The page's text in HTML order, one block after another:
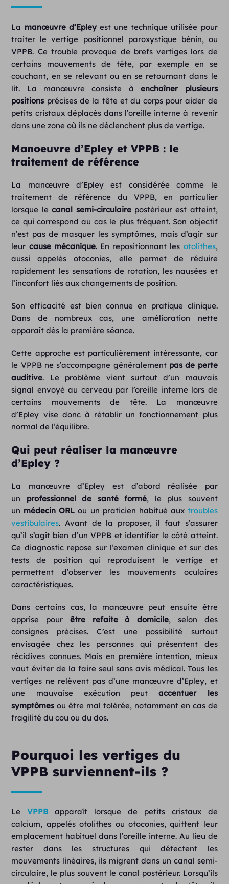
La manœuvre d’Epleyest une technique utilisée pour
traiter le vertige positionnel paroxystique bénin, ou
VPPB. Ce trouble provoque de brefs vertiges lors de
certains mouvements de tête, par exemple en se
couchant, en se relevant ou en se retournant dans le
lit. La manœuvre consiste àenchaîner plusieurs
positions précises de la tête et du corps pour aider de
petits cristaux déplacés dans l’oreille interne à revenir
dans une zone où ils ne déclenchent plus de vertige.
Manoeuvre d’Epley et VPPB : le
traitement de référence
La manœuvre d’Epley est considérée comme le
traitement de référence du VPPB, en particulier
lorsque lecanal semi-circulairepostérieur est atteint,
ce qui correspond au cas le plus fréquent. Son objectif
n’est pas de masquer les symptômes, mais d’agir sur
leur cause mécanique. En repositionnant les otolithes,
aussi appelés otoconies, elle permet de réduire
rapidement les sensations de rotation, les nausées et
l’inconfort liés aux changements de position.
Son efficacité est bien connue en pratique clinique.
Dans de nombreux cas, une amélioration nette
apparaît dès la première séance.
Cette approche est particulièrement intéressante, car
le VPPB ne s’accompagne généralement pas de perte
auditive. Le problème vient surtout d’un mauvais
signal envoyé au cerveau par l’oreille interne lors de
certains mouvements de tête. La manœuvre
d’Epley vise donc à rétablir un fonctionnement plus
normal de l’équilibre.
Qui peut réaliser la manœuvre
d’Epley ?
La manœuvre d’Epley est d’abord réalisée par
un professionnel de santé formé, le plus souvent
un médecin ORL ou un praticien habitué aux troubles
vestibulaires. Avant de la proposer, il faut s’assurer
qu’il s’agit bien d’un VPPB et identifier le côté atteint.
Ce diagnostic repose sur l’examen clinique et sur des
tests de position qui reproduisent le vertige et
permettent d’observer les mouvements oculaires
caractéristiques.
Dans certains cas, la manœuvre peut ensuite être
apprise pour être refaite à domicile, selon des
consignes précises. C’est une possibilité surtout
envisagée chez les personnes qui présentent des
récidives connues. Mais en première intention, mieux
vaut éviter de la faire seul sans avis médical. Tous les
vertiges ne relèvent pas d’une manœuvre d’Epley, et
une mauvaise exécution peutaccentuer les
symptômes ou être mal tolérée, notamment en cas de
fragilité du cou ou du dos.
Pourquoi les vertiges du
VPPB surviennent-ils ?
LeVPPB apparaît lorsque de petits cristaux de
calcium, appelés otolithes ou otoconies, quittent leur
emplacement habituel dans l’oreille interne. Au lieu de
rester dans les structures qui détectent les
mouvements linéaires, ils migrent dans un canal semi-
circulaire, le plus souvent le canal postérieur. Lorsqu’ils